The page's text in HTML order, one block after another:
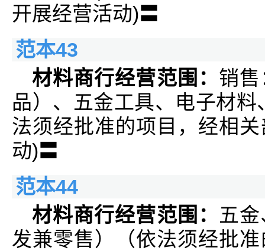
开展经营活动)〓
范本43
材料商行经营范围： 销
品）、五金工具、电子材
法须经批准的项目，经相
动)〓
范本44
材料商行经营范围： 五
发兼零售）（依法须经批